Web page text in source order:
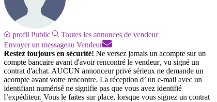
profil Public
Toutes les annonces de vendeur
Envoyer un messageau Vendeur
Restez toujours en sécurité! Ne versez jamais un acompte sur un
compte bancaire avant d'avoir rencontré le vendeur‚ vu signé un
contrat d'achat. AUCUN annonceur privé sérieux ne demande un
acompte avant votre rencontre. La réception d’ un e-mail avec un
identifiant numérisé ne signifie pas que vous avez identifié
l’expéditeur. Vous le faites sur place, lorsque vous signez un contrat